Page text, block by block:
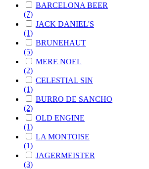
BARCELONA BEER
(7)
JACK DANIEL'S
(1)
BRUNEHAUT
(5)
MERE NOEL
(2)
CELESTIAL SIN
(1)
BURRO DE SANCHO
(2)
OLD ENGINE
(1)
LA MONTOISE
(1)
JAGERMEISTER
(3)